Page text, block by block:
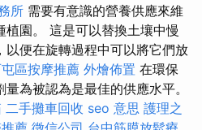
所 需要有意識的營養供應來維
園。 這是可以替換土壤中慢
以便在旋轉過程中可以將它們放
區按摩推薦 外燴佈置 在環保
為被認為是最佳的供應水平。
二手攤車回收 seo 意思 護理之